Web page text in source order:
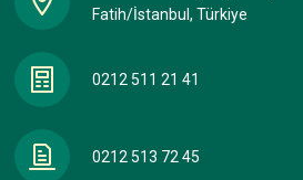
Fatih/İstanbul, Türkiye
0212 511 21 41
0212 513 72 45